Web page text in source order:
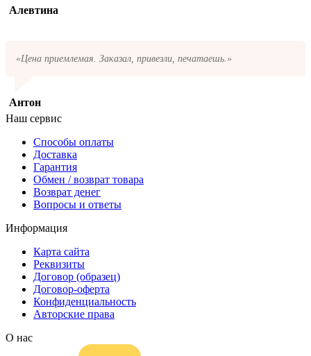
Алевтина
«Цена приемлемая. Заказал, привезли, печатаешь.»
Антон
Наш сервис
Способы оплаты
Доставка
Гарантия
Обмен / возврат товара
Возврат денег
Вопросы и ответы
Информация
Карта сайта
Реквизиты
Договор (образец)
Договор-оферта
Конфиденциальность
Авторские права
О нас